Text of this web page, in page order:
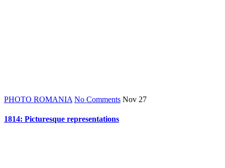
PHOTO ROMANIA No Comments Nov 27
1814: Picturesque representations